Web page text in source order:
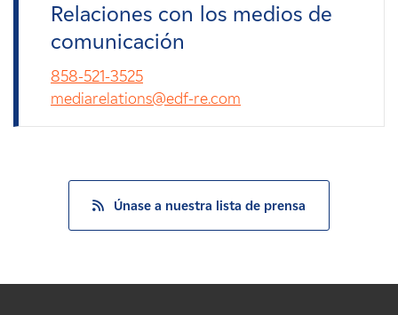
Relaciones con los medios de
comunicación
858-521-3525
mediarelations@edf-re.com
Únase a nuestra lista de prensa